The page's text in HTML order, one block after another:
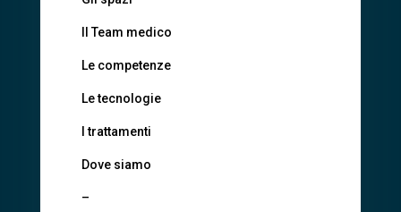
Il Team medico
Le competenze
Le tecnologie
I trattamenti
Dove siamo
–